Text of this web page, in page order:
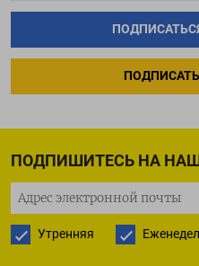
ПОДПИШИТЕСЬ НА
Утренняя
Спекулянты
нетто-шорт в